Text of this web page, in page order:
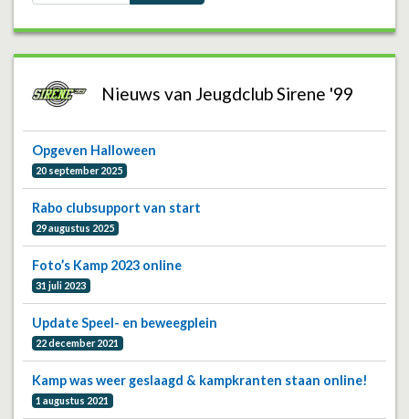
Nieuws van Jeugdclub Sirene '99
Opgeven Halloween
20 september 2025
Rabo clubsupport van start
29 augustus 2025
Foto’s Kamp 2023 online
31 juli 2023
Update Speel- en beweegplein
22 december 2021
Kamp was weer geslaagd & kampkranten staan online!
1 augustus 2021